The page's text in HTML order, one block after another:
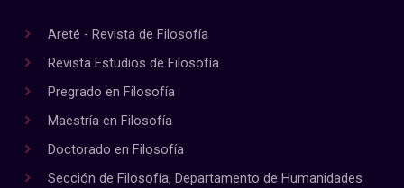
Areté - Revista de Filosofía
Revista Estudios de Filosofía
Pregrado en Filosofía
Maestría en Filosofía
Doctorado en Filosofía
Sección de Filosofía, Departamento de Humanidades